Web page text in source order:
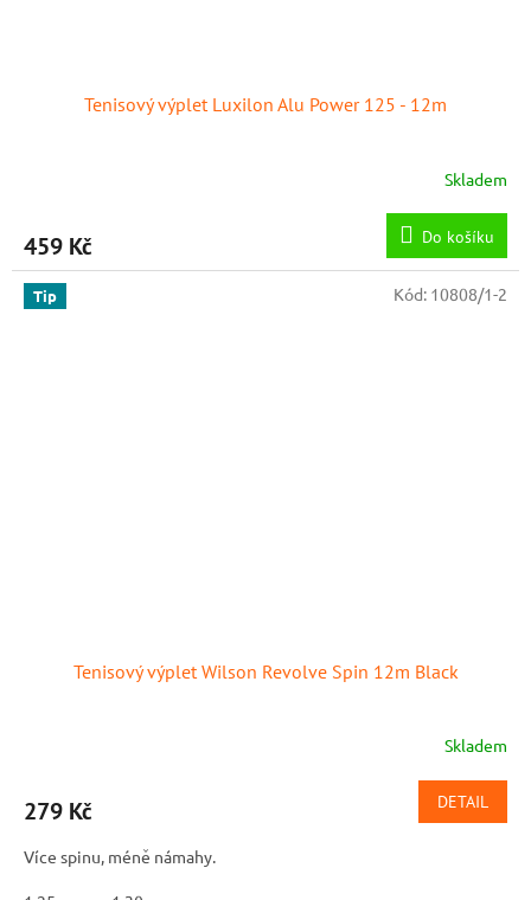
Tenisový výplet Luxilon Alu Power 125 - 12m
Skladem
459 Kč Do košíku
Tip
Tenisový výplet Wilson Revolve Spin 12m Black
Skladem
279 Kč DETAIL
Více spinu, méně námahy.
Kód: 10808/1-2